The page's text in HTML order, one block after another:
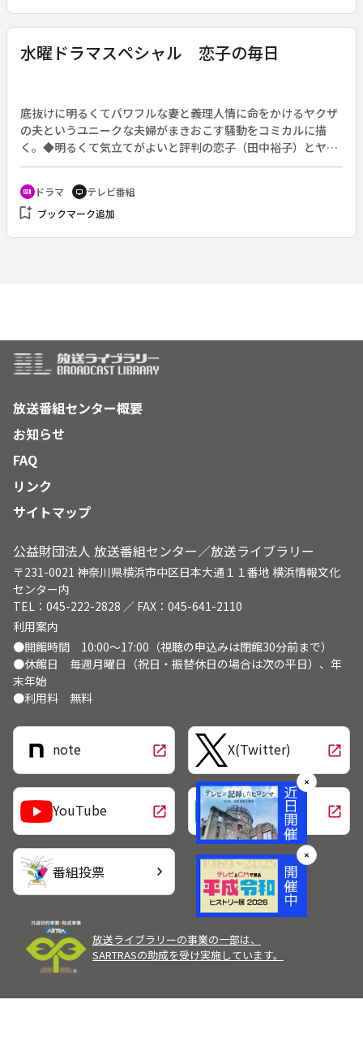
期から敗戦までの道を分析する。
水曜ドラマスペシャル 恋子の毎日
底抜けに明るくてパワフルな妻と義理人情に命をかけるヤクザ
の夫というユニークな夫婦がまきおこす騒動をコミカルに描
く。◆明るくて気立てがよいと評判の恋子（田中裕子）とヤク
ザの三郎（小林薫）が所帯をもっていることが、兄貴分の星永
（ビートたけし）にばれた。弟分の女はオレの女と思い込むタ
イプの星永は、あんのじょう三郎に拳銃をもたせて刑務所に送
り込み、その間に恋子を奪ってしまおうと考えた。
recent_actors ドラマ tv テレビ番組
bookmark_add ブックマーク追加
放送番組センター概要
お知らせ
FAQ
リンク
サイトマップ
公益財団法人 放送番組センター／放送ライブラリー
〒231-0021 神奈川県横浜市中区日本大通１１番地 横浜情報文化
センター内
TEL：045-222-2828 ／ FAX：045-641-2110
利用案内
●開館時間 10:00～17:00（視聴の申込みは閉館30分前まで）
●休館日 毎週月曜日（祝日・振替休日の場合は次の平日）、年
末年始
●利用料 無料
note open_in_new X(Twitter) open_in_new
YouTube open_in_new LINE open_in_new
番組投票 chevron_right
放送ライブラリーの事業の一部は、
SARTRASの助成を受け実施しています。
✕
✕